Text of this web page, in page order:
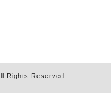
Rights Reserved.